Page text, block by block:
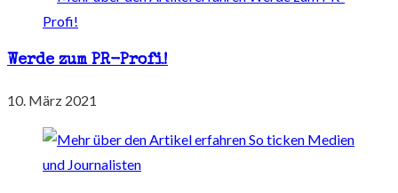
Werde zum PR-Profi!
10. März 2021